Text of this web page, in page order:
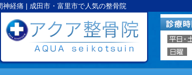
神経痛 | 成田市・富里市で人気の整骨院